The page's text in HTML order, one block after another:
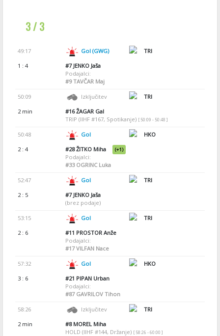
3 / 3
49:17 Gol (GWG)
TRI
1 : 4
#7JENKO Jaša
Podajalci:
#9TAVČAR Maj
50:09 Izključitev
TRI
2 min
#16ŽAGAR Gal
TRIP (IIHF #167, Spotikanje) [ 50:09 - 50:48 ]
50:48 Gol
HKO
2 : 4
#28ŽITKO Miha (+1)
Podajalci:
#33OGRINC Luka
52:47 Gol
TRI
2 : 5
#7JENKO Jaša
(brez podaje)
53:15 Gol
TRI
2 : 6
#11 PROSTOR Anže
Podajalci:
#17VILFAN Nace
57:32 Gol
HKO
3 : 6
#21 PIPAN Urban
Podajalci:
#87GAVRILOV Tihon
58:26 Izključitev
TRI
2 min
#8MOREL Miha
HOLD (IIHF #144, Držanje) [ 58:26 - 60:00 ]